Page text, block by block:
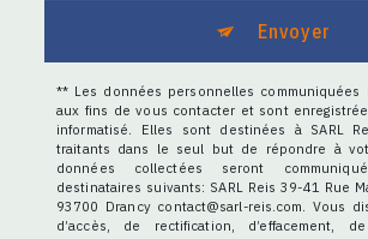
Envoyer
** Les données personnelles communiquées
aux fins de vous contacter et sont
informatisé. Elles sont destinées à SARL
traitants dans le seul but de répondre à
données collectées seront
destinataires suivants: SARL Reis 39-41 Rue
93700 Drancy contact@sarl-reis.com. Vous
d’accès, de rectification, d’effacement,